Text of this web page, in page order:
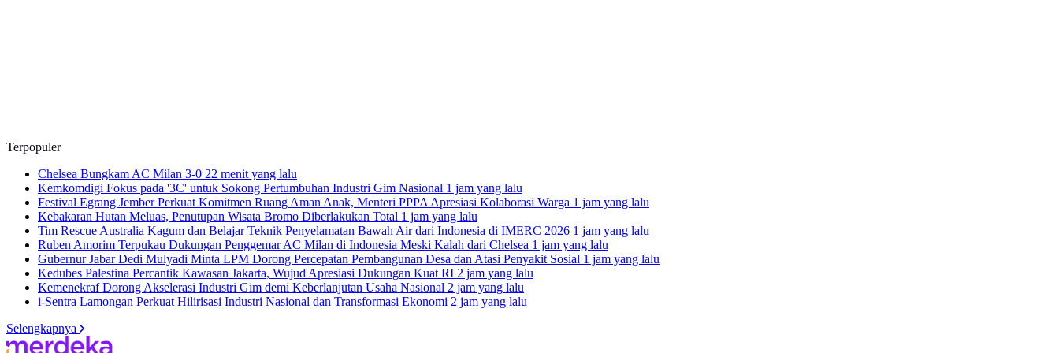
Terpopuler
Chelsea Bungkam AC Milan 3-0 22 menit yang lalu
Kemkomdigi Fokus pada '3C' untuk Sokong Pertumbuhan Industri Gim Nasional 1 jam yang lalu
Festival Egrang Jember Perkuat Komitmen Ruang Aman Anak, Menteri PPPA Apresiasi Kolaborasi Warga 1 jam yang lalu
Kebakaran Hutan Meluas, Penutupan Wisata Bromo Diberlakukan Total 1 jam yang lalu
Tim Rescue Australia Kagum dan Belajar Teknik Penyelamatan Bawah Air dari Indonesia di IMERC 2026 1 jam yang lalu
Ruben Amorim Terpukau Dukungan Penggemar AC Milan di Indonesia Meski Kalah dari Chelsea 1 jam yang lalu
Gubernur Jabar Dedi Mulyadi Minta LPM Dorong Percepatan Pembangunan Desa dan Atasi Penyakit Sosial 1 jam yang lalu
Kedubes Palestina Percantik Kawasan Jakarta, Wujud Apresiasi Dukungan Kuat RI 2 jam yang lalu
Kemenekraf Dorong Akselerasi Industri Gim demi Keberlanjutan Usaha Nasional 2 jam yang lalu
i-Sentra Lamongan Perkuat Hilirisasi Industri Nasional dan Transformasi Ekonomi 2 jam yang lalu
Selengkapnya